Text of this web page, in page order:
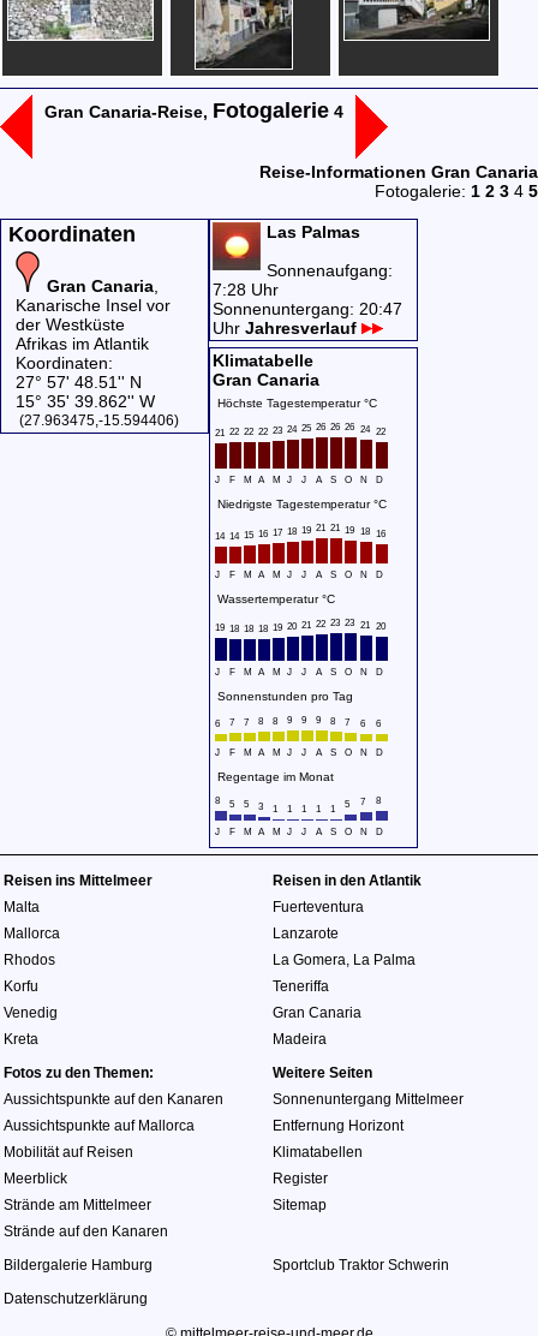
Gran Canaria-Reise, Fotogalerie4
Reise-Informationen Gran Canaria
Fotogalerie: 1 2 3 4 5
Koordinaten
Gran Canaria
Kanarische Insel vor
der Westküste
Afrikas im Atlantik
Koordinaten:
27° 57' 48.51'' N
15° 35' 39.862'' W
(27.963475,-15.594406)
Las Palmas
Sonnenaufgang:
7:28 Uhr
Sonnenuntergang: 20:47
Uhr Jahresverlauf
Klimatabelle
Gran Canaria
Höchste Tagestemperatur °C
21 22 22 22 23 24 25 26 26 26 24 22
J F M A M J J A S O N D
Niedrigste Tagestemperatur °C
14 14 15 16 17 18 19 21 21 19 18 16
J F M A M J J A S O N D
Wassertemperatur °C
19 18 18 18 19 20 21 22 23 23 21 20
J F M A M J J A S O N D
Sonnenstunden pro Tag
6 7 7 8 8 9 9 9 8 7 6 6
J F M A M J J A S O N D
Regentage im Monat
8 5 5 3 1 1 1 1 1 5 7 8
J F M A M J J A S O N D
Reisen ins Mittelmeer
Malta
Mallorca
Rhodos
Korfu
Venedig
Kreta
Reisen in den Atlantik
Fuerteventura
Lanzarote
La Gomera, La Palma
Teneriffa
Gran Canaria
Madeira
Fotos zu den Themen:
Aussichtspunkte auf den Kanaren
Aussichtspunkte auf Mallorca
Mobilität auf Reisen
Meerblick
Strände am Mittelmeer
Strände auf den Kanaren
Weitere Seiten
Sonnenuntergang Mittelmeer
Entfernung Horizont
Klimatabellen
Register
Sitemap
Bildergalerie Hamburg
Sportclub Traktor Schwerin
Datenschutzerklärung